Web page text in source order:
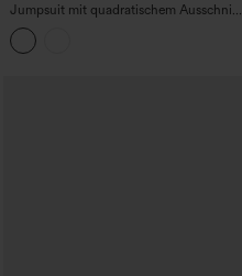
Jumpsuit mit quadratischem Ausschnitt,
verstellbaren Trägern, ärmellos, mit
Gürtel, gestreift, lässig, mit
leinenähnlichem Griff und Taschen –